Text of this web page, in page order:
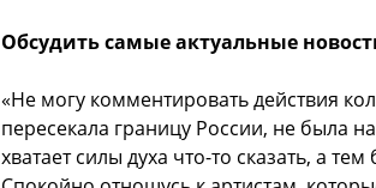
Обсудить самые актуальные
«Не могу комментировать действия
пересекала границу России, не была
хватает силы духа что-то сказать, а